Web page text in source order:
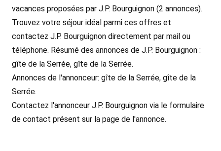
vacances proposées par J.P. Bourguignon (2 annonces).
Trouvez votre séjour idéal parmi ces offres et
contactez J.P. Bourguignon directement par mail ou
téléphone. Résumé des annonces de J.P. Bourguignon :
gîte de la Serrée, gîte de la Serrée.
Annonces de l'annonceur: gîte de la Serrée, gîte de la
Serrée.
Contactez l'annonceur J.P. Bourguignon via le formulaire
de contact présent sur la page de l'annonce.